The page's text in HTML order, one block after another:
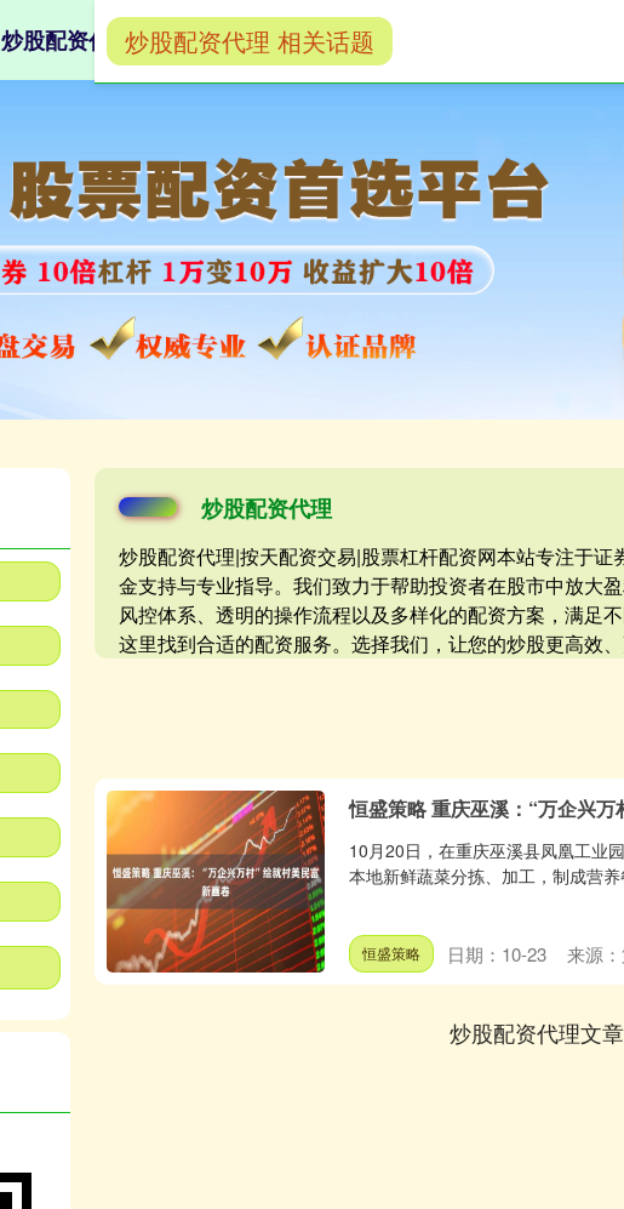
炒股配资代理 按天配资交易 股票杠杆配资网
炒股配资代理
炒股配资代理|按天配资交易|股票杠杆配资网本站专注于
金支持与专业指导。我们致力于帮助投资者在股市中放大
风控体系、透明的操作流程以及多样化的配资方案，满足
这里找到合适的配资服务。选择我们，让您的炒股更高效、
炒股配资代理 相关话题
恒盛策略 重庆巫溪：“万企兴
10月20日，在重庆巫溪县凤凰工业
本地新鲜蔬菜分拣、加工，制成营
恒盛策略 日期：10-23 来源
炒股配资代理文